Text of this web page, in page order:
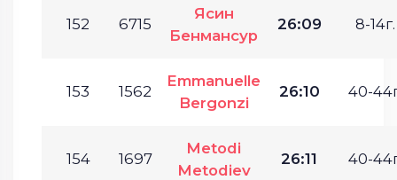
152 6715
Ясин
Бенмансур
26:09 8-14г.
153 1562
Emmanuelle
Bergonzi
26:10 40-
154 1697
Metodi
Metodiev
26:11 40-